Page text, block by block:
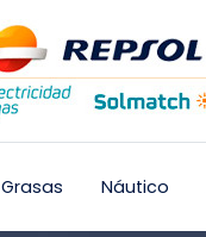
Grasas Náutico